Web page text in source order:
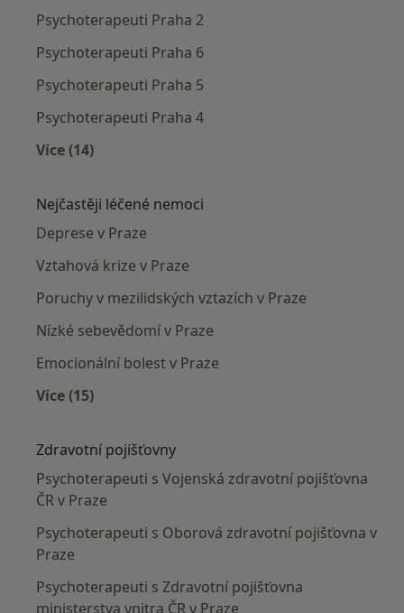
Psychoterapeuti Praha 2
Psychoterapeuti Praha 6
Psychoterapeuti Praha 5
Psychoterapeuti Praha 4
Více (14)
Nejčastěji léčené nemoci
Deprese v Praze
Vztahová krize v Praze
Poruchy v mezilidských vztazích v Praze
Nízké sebevědomí v Praze
Emocionální bolest v Praze
Více (15)
Zdravotní pojišťovny
Psychoterapeuti s Vojenská zdravotní pojišťovna
ČR v Praze
Psychoterapeuti s Oborová zdravotní pojišťovna v
Praze
Psychoterapeuti s Zdravotní pojišťovna
ministerstva vnitra ČR v Praze